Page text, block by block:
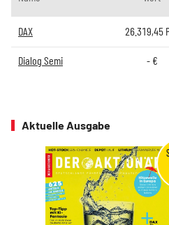
DAX 26.319,45
Dialog Semi -€
Aktuelle Ausgabe